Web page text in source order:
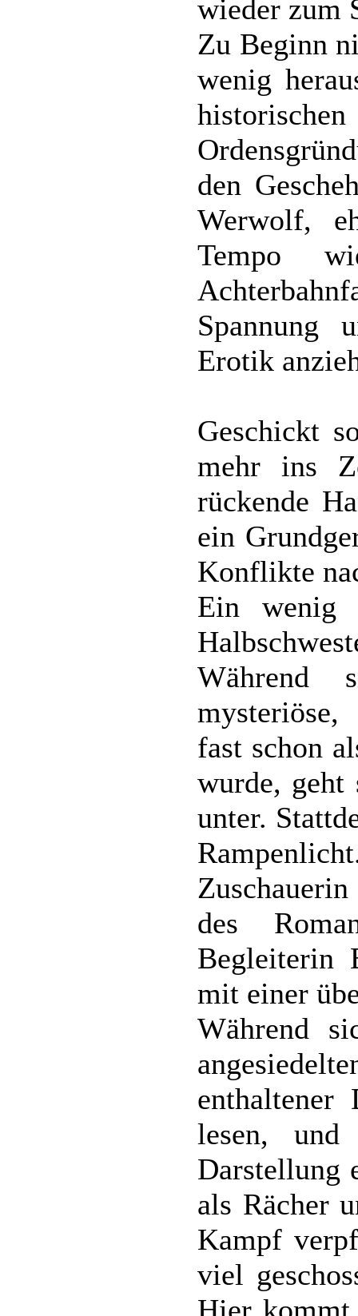
wieder zum
Zu Beginn
wenig
den
Werwolf,
Tempo
Spannung
Erotik
Geschickt
mehr ins
rückende
ein
Konflikte
Ein wenig
fast schon
wurde,
unter.
des
Begleiterin
mit einer
Während
enthaltener
lesen,
Darstellung
als Rächer
Kampf
viel